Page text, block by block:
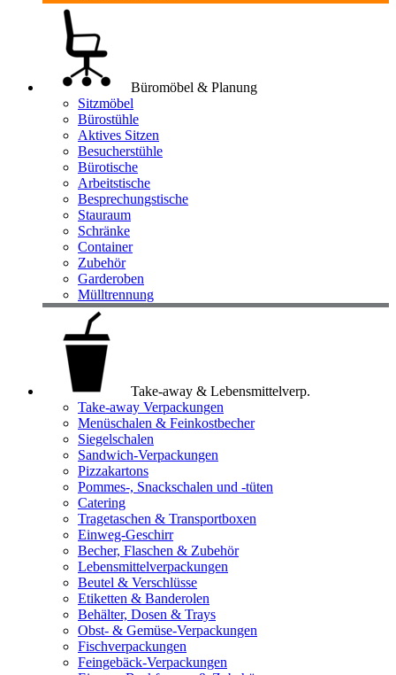
Büromöbel & Planung
Sitzmöbel
Bürostühle
Aktives Sitzen
Besucherstühle
Bürotische
Arbeitstische
Besprechungstische
Stauraum
Schränke
Container
Zubehör
Garderoben
Mülltrennung
Take-away & Lebensmittelverp.
Take-away Verpackungen
Menüschalen & Feinkostbecher
Siegelschalen
Sandwich-Verpackungen
Pizzakartons
Pommes-, Snackschalen und -tüten
Catering
Tragetaschen & Transportboxen
Einweg-Geschirr
Becher, Flaschen & Zubehör
Lebensmittelverpackungen
Beutel & Verschlüsse
Etiketten & Banderolen
Behälter, Dosen & Trays
Obst- & Gemüse-Verpackungen
Fischverpackungen
Feingebäck-Verpackungen